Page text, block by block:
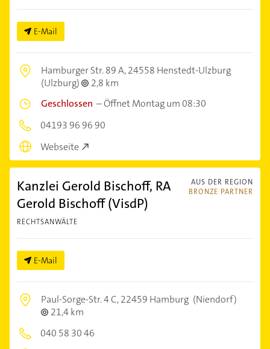
E-Mail
Hamburger Str. 89 A,24558 Henstedt-Ulzburg
(Ulzburg)
2,8 km
Geschlossen –Öffnet Montag um 08:30
04193 96 96 90
Webseite
AUS DER REGION
BRONZE PARTNER
Kanzlei Gerold Bischoff, RA
Gerold Bischoff (VisdP)
RECHTSANWÄLTE
E-Mail
Paul-Sorge-Str. 4 C,22459 Hamburg (Niendorf)
21,4 km
040 58 30 46